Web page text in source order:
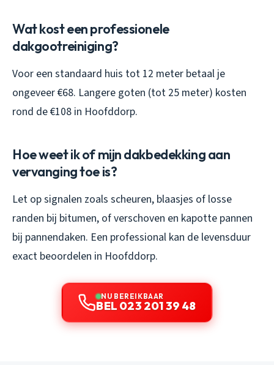
Wat kost een professionele
dakgootreiniging?
Voor een standaard huis tot 12 meter betaal je
ongeveer €68. Langere goten (tot 25 meter) kosten
rond de €108 in Hoofddorp.
Hoe weet ik of mijn dakbedekking aan
vervanging toe is?
Let op signalen zoals scheuren, blaasjes of losse
randen bij bitumen, of verschoven en kapotte pannen
bij pannendaken. Een professional kan de levensduur
exact beoordelen in Hoofddorp.
NU BEREIKBAAR
BEL 023 201 39 48